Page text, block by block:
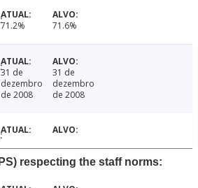
71.2% 71.6%
31 de
dezembro
de 2008
31 de
dezembro
de 2008
respecting the staff norms: